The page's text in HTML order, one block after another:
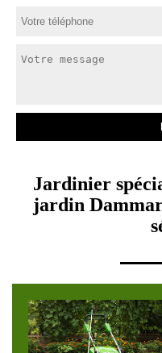
Jardinier
jardin